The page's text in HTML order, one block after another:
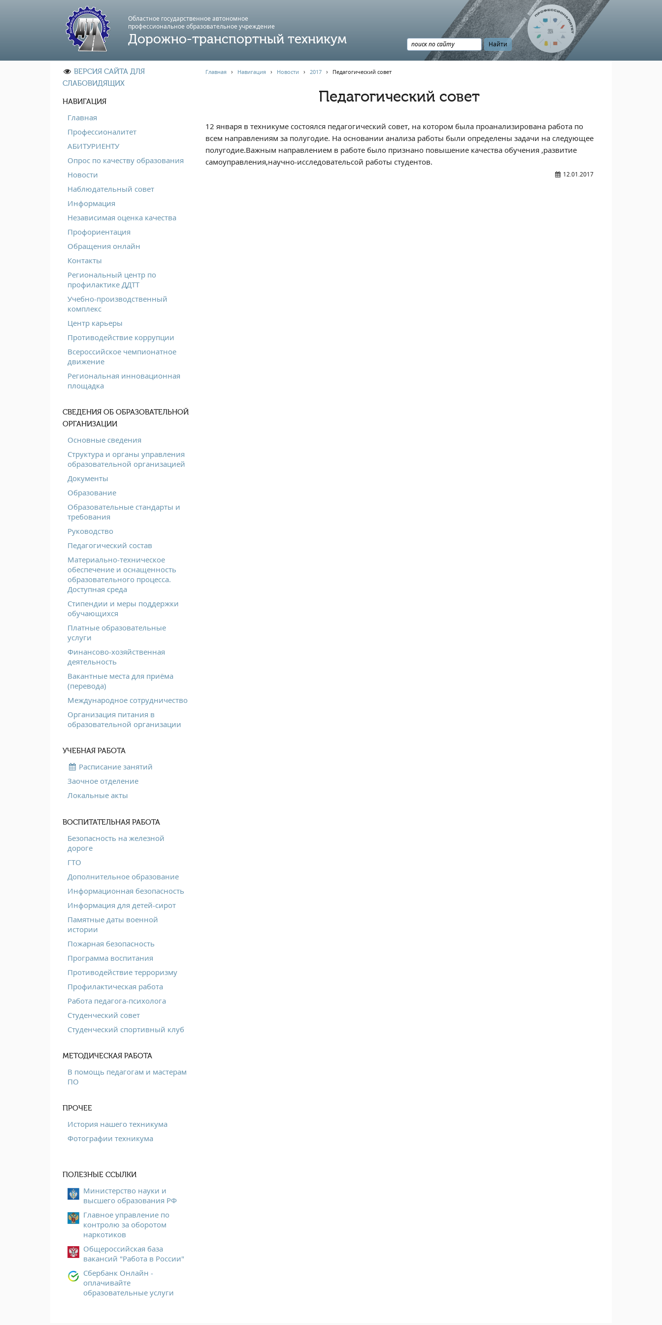
Областное государственное автономное
профессиональноe образовательное учреждение
Дорожно-транспортный техникум
ВЕРСИЯ САЙТА ДЛЯ
СЛАБОВИДЯЩИХ
НАВИГАЦИЯ
Главная
Профессионалитет
АБИТУРИЕНТУ
Опрос по качеству образования
Новости
Наблюдательный совет
Информация
Независимая оценка качества
Профориентация
Обращения онлайн
Контакты
Региональный центр по
профилактике ДДТТ
Учебно-производственный
комплекс
Центр карьеры
Противодействие коррупции
Всероссийское чемпионатное
движение
Региональная инновационная
площадка
СВЕДЕНИЯ ОБ ОБРАЗОВАТЕЛЬНОЙ
ОРГАНИЗАЦИИ
Основные сведения
Структура и органы управления
образовательной организацией
Документы
Образование
Образовательные стандарты и
требования
Руководство
Педагогический состав
Материально-техническое
обеспечение и оснащенность
образовательного процесса.
Доступная среда
Стипендии и меры поддержки
обучающихся
Платные образовательные
услуги
Финансово-хозяйственная
деятельность
Вакантные места для приёма
(перевода)
Международное сотрудничество
Организация питания в
образовательной организации
УЧЕБНАЯ РАБОТА
Расписание занятий
Заочное отделение
Локальные акты
ВОСПИТАТЕЛЬНАЯ РАБОТА
Безопасность на железной
дороге
ГТО
Дополнительное образование
Информационная безопасность
Информация для детей-сирот
Памятные даты военной
истории
Пожарная безопасность
Программа воспитания
Противодействие терроризму
Профилактическая работа
Работа педагога-психолога
Студенческий совет
Студенческий спортивный клуб
МЕТОДИЧЕСКАЯ РАБОТА
В помощь педагогам и мастерам
ПО
ПРОЧЕЕ
История нашего техникума
Фотографии техникума
ПОЛЕЗНЫЕ ССЫЛКИ
Министерство науки и
высшего образования РФ
Главное управление по
контролю за оборотом
наркотиков
Общероссийская база
вакансий "Работа в России"
Сбербанк Онлайн -
оплачивайте
образовательные услуги
Главная› Навигация› Новости › 2017› Педагогический совет
Педагогический совет
12 января в техникуме состоялся педагогический совет, на котором была проанализирована работа по
всем направлениям за полугодие. На основании анализа работы были определены задачи на следующее
полугодие.Важным направлением в работе было признано повышение качества обучения ,развитие
самоуправления,научно-исследовательсой работы студентов.
12.01.2017